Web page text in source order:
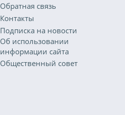
Обратная связь
Контакты
Подписка на новости
Об использовании
информации сайта
Общественный совет